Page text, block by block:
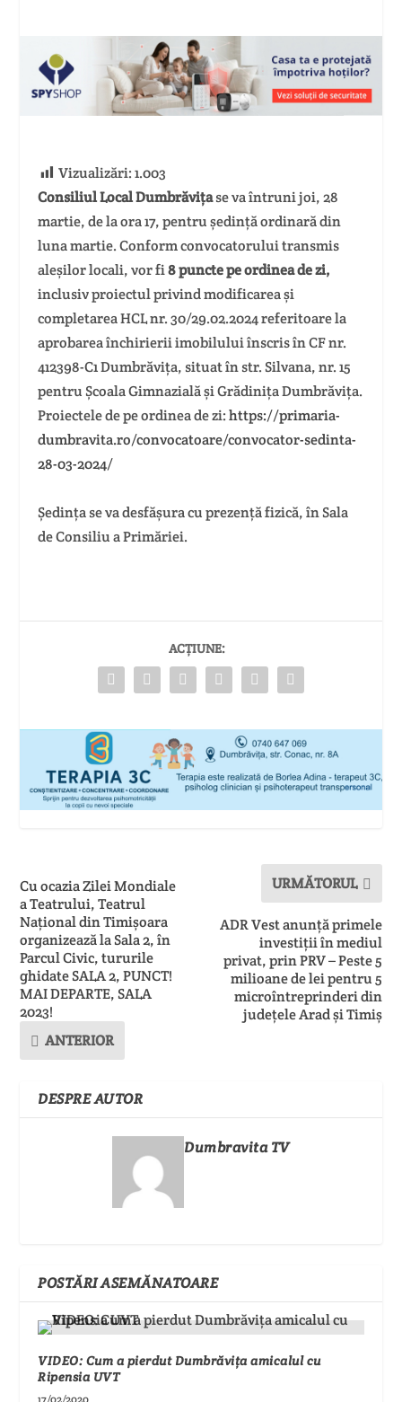
Vizualizări: 1.003
Consiliul LocalDumbrăvițase va întruni joi, 28
martie, de la ora 17, pentru ședință ordinară din
luna martie. Conform convocatorului transmis
aleșilor locali, vor fi8 puncte pe ordinea de zi,
inclusiv proiectul privind modificarea și
completarea HCL nr. 30/29.02.2024 referitoare la
aprobarea închirierii imobilului înscris în CF nr.
412398-C1 Dumbrăvița, situat în str. Silvana, nr. 15
pentru Școala Gimnazială și Grădinița Dumbrăvița.
Proiectele de pe ordinea de zi:https://primaria-
dumbravita.ro/convocatoare/convocator-sedinta-
28-03-2024/
Ședința se va desfășura cu prezență fizică, în Sala
de Consiliu a Primăriei.
ACȚIUNE:
Cu ocazia Zilei Mondiale
a Teatrului, Teatrul
Național din Timișoara
organizează la Sala 2, în
Parcul Civic, tururile
ghidate SALA 2, PUNCT!
MAI DEPARTE, SALA
2023!
ANTERIOR
URMĂTORUL
ADR Vest anunță primele
investiții în mediul
privat, prin PRV – Peste 5
milioane de lei pentru 5
microîntreprinderi din
județele Arad și Timiș
DESPRE AUTOR
Dumbravita TV
POSTĂRI ASEMĂNATOARE
VIDEO: Cum a pierdut Dumbrăvița amicalul cu
Ripensia UVT
17/02/2020